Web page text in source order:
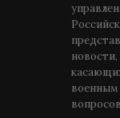
военным